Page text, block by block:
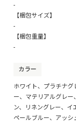
この商品を楽天・
なっております。
価格表をダウン
■■■楽天用統合ペ
楽天市場で同シリ
-
【梱包サイズ】
-
【梱包重量】
-
カラー
ホワイト、プラチナグ
ー、マテリアルグレ
ン、リネングレー、イ
ペールブルー、アッシ